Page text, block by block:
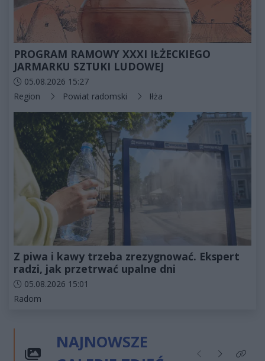
PROGRAM RAMOWY XXXI IŁŻECKIEGO
JARMARKU SZTUKI LUDOWEJ
Data dodania artykułu:
05.08.2026 15:27
Kategorie artykułu:
Region Powiat radomski Iłża
Z piwa i kawy trzeba zrezygnować. Ekspert
radzi, jak przetrwać upalne dni
Data dodania artykułu:
05.08.2026 15:01
Kategorie artykułu:
Radom
NAJNOWSZE